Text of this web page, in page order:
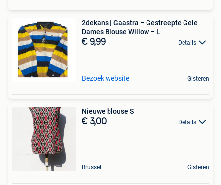
2dekans | Gaastra – Gestreepte Gele
Dames Blouse Willow – L
€ 9,99 Details
Bezoek website Gisteren
Nieuwe blouse S
€ 3,00 Details
Brussel Gisteren